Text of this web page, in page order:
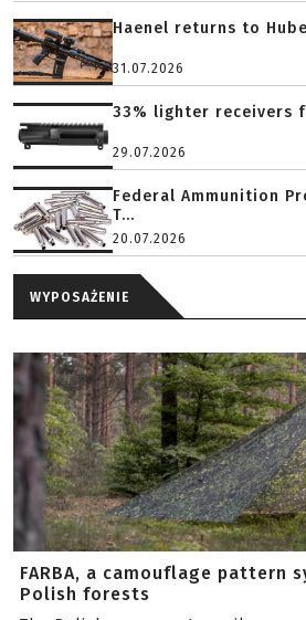
Haenel returns to
31.07.2026
33% lighter receivers
29.07.2026
Federal Ammunition
T...
20.07.2026
WYPOSAŻENIE
FARBA, a camouflage pattern
Polish forests